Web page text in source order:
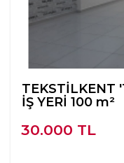
TEKSTİLKENT
İŞ YERİ 100 m²
30.000 TL